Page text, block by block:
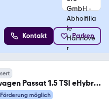
Kontakt Parken
Passat 1.5 TSI eHybrid
AHK 360° LED HUD
möglich